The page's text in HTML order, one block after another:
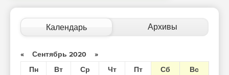
Календарь Архивы
« Сентябрь 2020 »
Пн
Вт Ср Чт Пт Сб
Вс